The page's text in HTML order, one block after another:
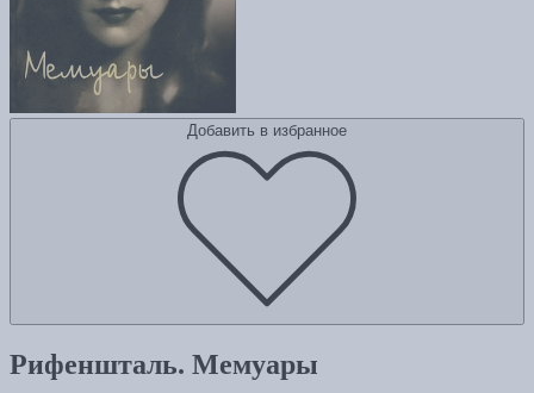
Добавить в избранное
Рифеншталь. Мемуары